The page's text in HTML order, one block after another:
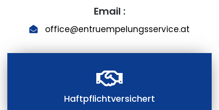
Email :
office@entruempelungsservice.at
Haftpflichtversichert